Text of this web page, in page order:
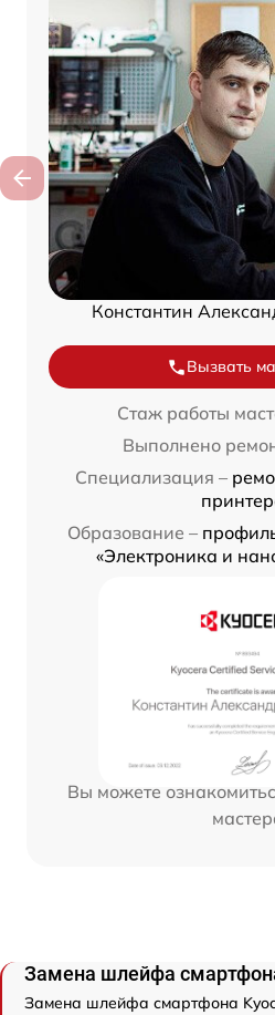
Константин
Вызвать
Стаж работы
Выполнено
Специализация –
Образование –
«Электроника и
Вы можете
Замена шлейфа
Замена шлейфа смартфона